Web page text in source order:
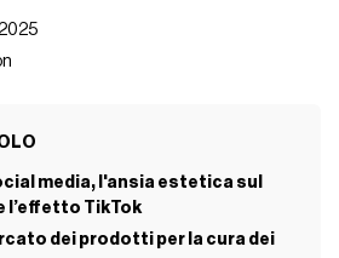
media, l'ansia estetica sul
l’effetto TikTok
dei prodotti per la cura dei